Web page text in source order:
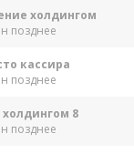
холдингом
позднее
кассира
позднее
8
позднее